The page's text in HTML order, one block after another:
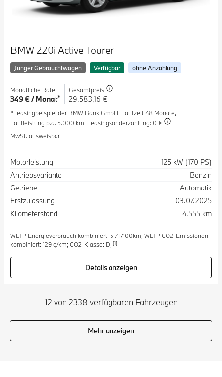
BMW 220i Active Tourer
Junger Gebrauchtwagen Verfügbar ohne Anzahlung
Monatliche Rate
349 € / Monat*
Gesamtpreis
29.583,16 €
*Leasingbeispiel der BMW Bank GmbH: Laufzeit 48 Monate,
Laufleistung p.a. 5.000 km, Leasingsonderzahlung: 0 €
MwSt. ausweisbar
Spezifikation
Motorleistung
125 kW (170 PS)
Antriebsvariante
Benzin
Getriebe
Automatik
Erstzulassung
03.07.2025
Kilometerstand
4.555 km
WLTP Energieverbrauch kombiniert: 5.7 l/100km; WLTP CO2-Emissionen
kombiniert: 129 g/km; CO2-Klasse: D; [1]
Details anzeigen
12 von 2338 verfügbaren Fahrzeugen
Mehr anzeigen